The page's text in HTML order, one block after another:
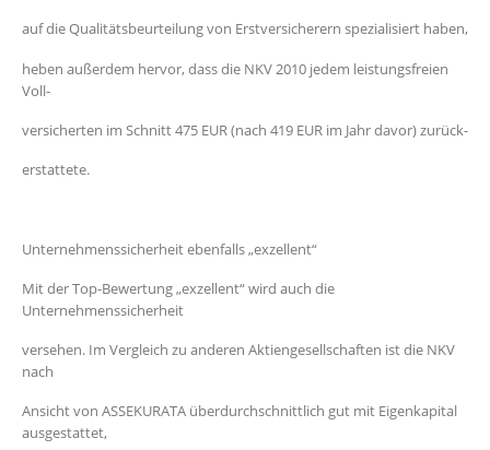
auf die Qualitätsbeurteilung von Erstversicherern spezialisiert haben,
heben außerdem hervor, dass die NKV 2010 jedem leistungsfreien
Voll-
versicherten im Schnitt 475 EUR (nach 419 EUR im Jahr davor) zurück-
erstattete.
Unternehmenssicherheit ebenfalls „exzellent“
Mit der Top-Bewertung „exzellent“ wird auch die
Unternehmenssicherheit
versehen. Im Vergleich zu anderen Aktiengesellschaften ist die NKV
nach
Ansicht von ASSEKURATA überdurchschnittlich gut mit Eigenkapital
ausgestattet,